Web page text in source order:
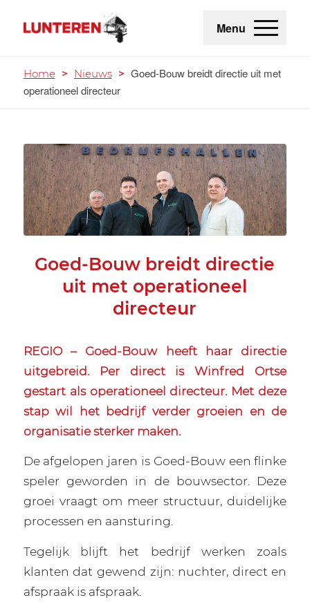
Menu
Home > Nieuws > Goed-Bouw breidt directie uit met
operationeel directeur
Goed-Bouw breidt directie
uit met operationeel
directeur
REGIO – Goed-Bouw heeft haar directie
uitgebreid. Per direct is Winfred Ortse
gestart als operationeel directeur. Met deze
stap wil het bedrijf verder groeien en de
organisatie sterker maken.
De afgelopen jaren is Goed-Bouw een flinke
speler geworden in de bouwsector. Deze
groei vraagt om meer structuur, duidelijke
processen en aansturing.
Tegelijk blijft het bedrijf werken zoals
klanten dat gewend zijn: nuchter, direct en
afspraak is afspraak.